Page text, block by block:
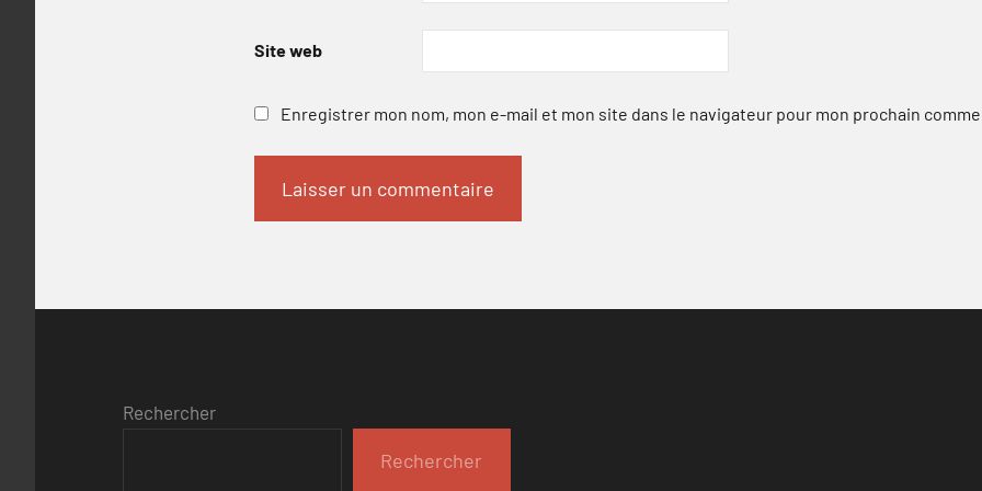
Site web
Enregistrer mon nom, mon e-mail et mon site dans le navigateur pour mon prochain
Rechercher
Rechercher